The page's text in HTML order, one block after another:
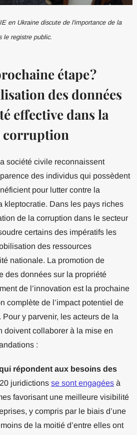
en Ukraine discute de l'importance de la
le registre public.
étape ?
des données
effective dans la
corruption
société civile reconnaissent
des individus qui possèdent
pour lutter contre la
kleptocratie. Dans les pays riches
de la corruption dans le secteur
certains des impératifs les
des ressources
nationale. La promotion de
des données sur la propriété
de l’innovation est la prochaine
complète de l’impact potentiel de
y parvenir, les acteurs de la
doivent collaborer à la mise en
:
répondent aux besoins des
juridictions se sont engagéesà
favorisant une meilleure visibilité
y compris par le biais d’une
de la moitié d’entre elles ont